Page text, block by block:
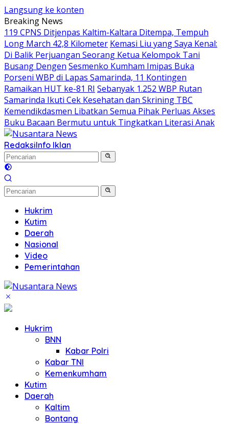
Langsung ke konten
Breaking News
119 CPNS Ditjenpas Kaltim-Kaltara Ditempa, Tempuh
Long March 42,8 Kilometer Kemasi Liu yang Saya Kenal:
Di Balik Perjuangan Seorang Ketua Kelompok Tani
Busang Dengen Sesmenko Kumham Imipas Buka
Porseni WBP di Lapas Samarinda, 11 Kontingen
Ramaikan HUT ke-81 RI Sebanyak 1.252 WBP Rutan
Samarinda Ikuti Cek Kesehatan dan Skrining TBC
Kemendikdasmen Libatkan Semua Pihak Perluas Akses
Buku Bacaan Bermutu untuk Tingkatkan Literasi Anak
RedaksiInfo Iklan
Hukrim
Kutim
Daerah
Nasional
Video
Pemerintahan
Hukrim
BNN
Kabar Polri
Kabar TNI
Kemenkumham
Kutim
Daerah
Kaltim
Bontang